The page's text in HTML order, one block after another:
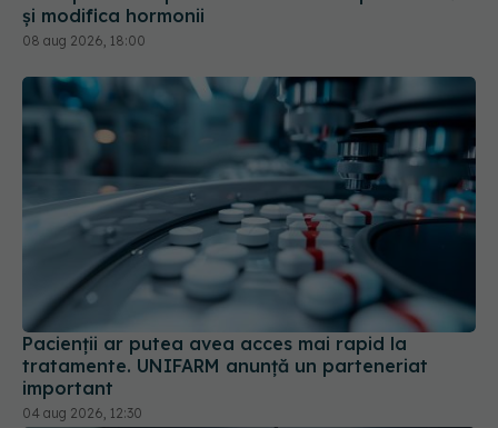
și modifica hormonii
08 aug 2026, 18:00
Pacienții ar putea avea acces mai rapid la
tratamente. UNIFARM anunță un parteneriat
important
04 aug 2026, 12:30